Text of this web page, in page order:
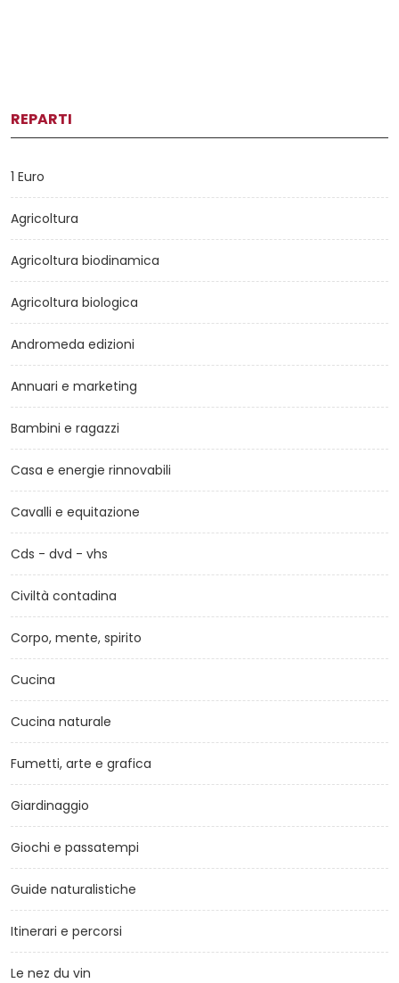
REPARTI
1 Euro
Agricoltura
Agricoltura biodinamica
Agricoltura biologica
Andromeda edizioni
Annuari e marketing
Bambini e ragazzi
Casa e energie rinnovabili
Cavalli e equitazione
Cds - dvd - vhs
Civiltà contadina
Corpo, mente, spirito
Cucina
Cucina naturale
Fumetti, arte e grafica
Giardinaggio
Giochi e passatempi
Guide naturalistiche
Itinerari e percorsi
Le nez du vin